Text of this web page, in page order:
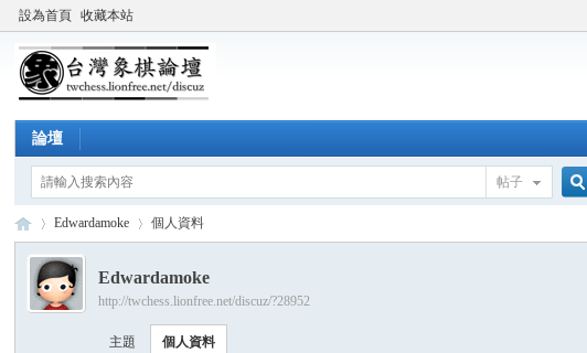
設為首頁 收藏本站
論壇
帖子
›
Edwardamoke 個人資料
Edwardamoke
http://twchess.lionfree.net/discuz/?28952
主題 個人資料